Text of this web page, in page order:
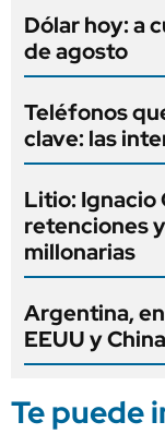
Dólar hoy: a
de agosto
Teléfonos
clave: las
Litio: Ignacio
retenciones
millonarias
Argentina,
EEUU y
Te puede